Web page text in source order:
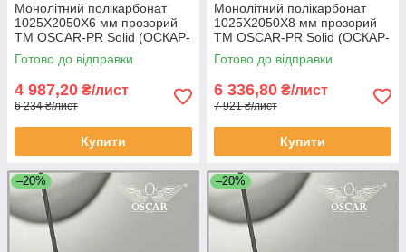
Монолітний полікарбонат
1025Х2050Х6 мм прозорий
TM OSCAR-PR Solid (ОСКАР-
Преміум) Сербія
Готово до відправки
4 987,20 ₴/лист
6 234 ₴/лист
Купити
Монолітний полікарбонат
1025Х2050Х8 мм прозорий
TM OSCAR-PR Solid (ОСКАР-
Преміум) Сербія
Готово до відправки
6 336,80 ₴/лист
7 921 ₴/лист
Купити
–20% –20%